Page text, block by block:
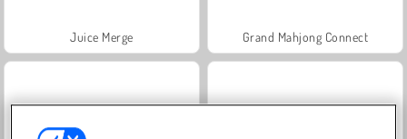
Juice Merge Grand Mahjong Connect